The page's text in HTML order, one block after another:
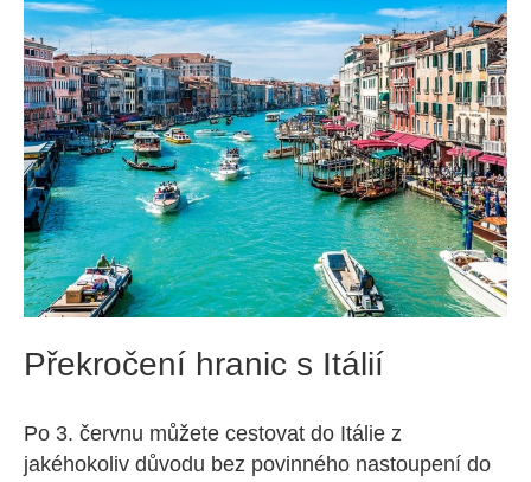
Překročení hranic s Itálií
Po 3. červnu můžete cestovat do Itálie z
jakéhokoliv důvodu bez povinného nastoupení do